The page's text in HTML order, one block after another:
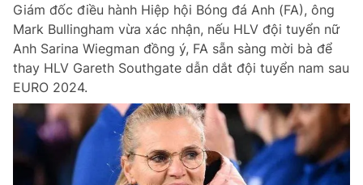
Giám đốc điều hành Hiệp hội Bóng đá Anh (FA), ông
Mark Bullingham vừa xác nhận, nếu HLV đội tuyển nữ
Anh Sarina Wiegman đồng ý, FA sẵn sàng mời bà để
thay HLV Gareth Southgate dẫn dắt đội tuyển nam sau
EURO 2024.